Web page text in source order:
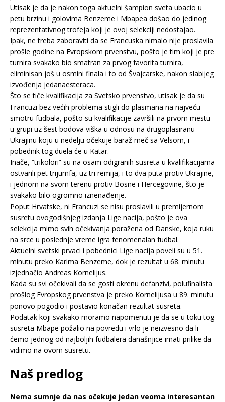
Utisak je da je nakon toga aktuelni šampion sveta ubacio u
petu brzinu i golovima Benzeme i Mbapea došao do jedinog
reprezentativnog trofeja koji je ovoj selekciji nedostajao.
Ipak, ne treba zaboraviti da se Francuska nimalo nije proslavila
prošle godine na Evropskom prvenstvu, pošto je tim koji je pre
turnira svakako bio smatran za prvog favorita turnira,
eliminisan još u osmini finala i to od Švajcarske, nakon slabijeg
izvođenja jedanaesteraca.
Što se tiče kvalifikacija za Svetsko prvenstvo, utisak je da su
Francuzi bez većih problema stigli do plasmana na najveću
smotru fudbala, pošto su kvalifikacije završili na prvom mestu
u grupi uz šest bodova viška u odnosu na drugoplasiranu
Ukrajinu koju u nedelju očekuje baraž meč sa Velsom, i
pobednik tog duela će u Katar.
Inače, “trikolori” su na osam odigranih susreta u kvalifikacijama
ostvarili pet trijumfa, uz tri remija, i to dva puta protiv Ukrajine,
i jednom na svom terenu protiv Bosne i Hercegovine, što je
svakako bilo ogromno iznenađenje.
Poput Hrvatske, ni Francuzi se nisu proslavili u premijernom
susretu ovogodišnjeg izdanja Lige nacija, pošto je ova
selekcija mimo svih očekivanja poražena od Danske, koja ruku
na srce u poslednje vreme igra fenomenalan fudbal.
Aktuelni svetski prvaci i pobednici Lige nacija poveli su u 51.
minutu preko Karima Benzeme, dok je rezultat u 68. minutu
izjednačio Andreas Kornelijus.
Kada su svi očekivali da se gosti okrenu defanzivi, polufinalista
prošlog Evropskog prvenstva je preko Kornelijusa u 89. minutu
ponovo pogodio i postavio konačan rezultat susreta.
Podatak koji svakako moramo napomenuti je da se u toku tog
susreta Mbape požalio na povredu i vrlo je neizvesno da li
ćemo jednog od najboljih fudbalera današnjice imati prilike da
vidimo na ovom susretu.
Naš predlog
Nema sumnje da nas očekuje jedan veoma interesantan